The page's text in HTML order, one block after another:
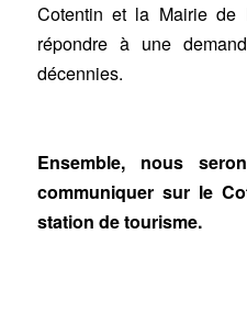
Cotentin et la Mairie de
répondre à une
décennies.
Ensemble, nous
communiquer sur le
station de tourisme.